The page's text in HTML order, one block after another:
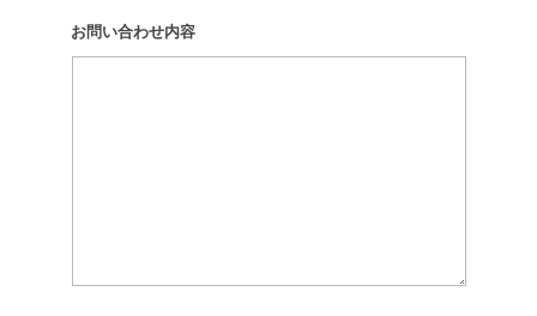
お問い合わせ内容